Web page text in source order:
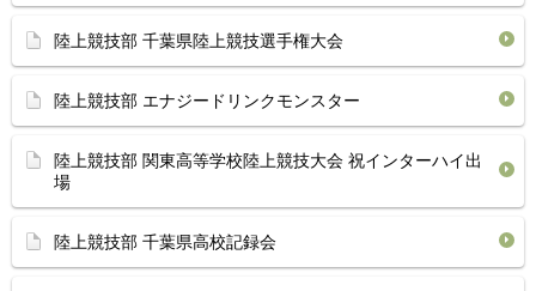
陸上競技部 千葉県陸上競技選手権大会
陸上競技部 エナジードリンクモンスター
陸上競技部 関東高等学校陸上競技大会 祝インターハイ出
場
陸上競技部 千葉県高校記録会